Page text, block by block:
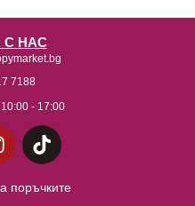
С НАС
7188
10:00 - 17:00
поръчките